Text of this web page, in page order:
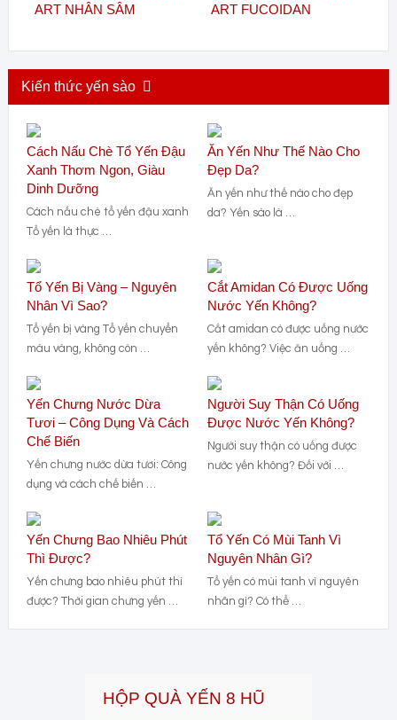
ART NHÂN SÂM
ART FUCOIDAN
Kiến thức yến sào
Cách Nấu Chè Tổ Yến Đậu
Xanh Thơm Ngon, Giàu
Dinh Dưỡng
Cách nấu chè tổ yến đậu xanh
Tổ yến là thực …
Ăn Yến Như Thế Nào Cho
Đẹp Da?
Ăn yến như thế nào cho đẹp
da? Yến sào là …
Tổ Yến Bị Vàng – Nguyên
Nhân Vì Sao?
Tổ yến bị vàng Tổ yến chuyển
màu vàng, không còn …
Cắt Amidan Có Được Uống
Nước Yến Không?
Cắt amidan có được uống nước
yến không? Việc ăn uống …
Yến Chưng Nước Dừa
Tươi – Công Dụng Và Cách
Chế Biến
Yến chưng nước dừa tươi: Công
dụng và cách chế biến …
Người Suy Thận Có Uống
Được Nước Yến Không?
Người suy thận có uống được
nước yến không? Đối với …
Yến Chưng Bao Nhiêu Phút
Thì Được?
Yến chưng bao nhiêu phút thì
được? Thời gian chưng yến …
Tổ Yến Có Mùi Tanh Vì
Nguyên Nhân Gì?
Tổ yến có mùi tanh vì nguyên
nhân gì? Có thể …
HỘP QUÀ YẾN 8 HŨ